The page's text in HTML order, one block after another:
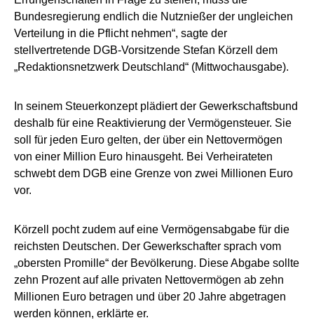
Bundesregierung endlich die Nutznießer der ungleichen
Verteilung in die Pflicht nehmen“, sagte der
stellvertretende DGB-Vorsitzende Stefan Körzell dem
„Redaktionsnetzwerk Deutschland“ (Mittwochausgabe).
In seinem Steuerkonzept plädiert der Gewerkschaftsbund
deshalb für eine Reaktivierung der Vermögensteuer. Sie
soll für jeden Euro gelten, der über ein Nettovermögen
von einer Million Euro hinausgeht. Bei Verheirateten
schwebt dem DGB eine Grenze von zwei Millionen Euro
vor.
Körzell pocht zudem auf eine Vermögensabgabe für die
reichsten Deutschen. Der Gewerkschafter sprach vom
„obersten Promille“ der Bevölkerung. Diese Abgabe sollte
zehn Prozent auf alle privaten Nettovermögen ab zehn
Millionen Euro betragen und über 20 Jahre abgetragen
werden können, erklärte er.